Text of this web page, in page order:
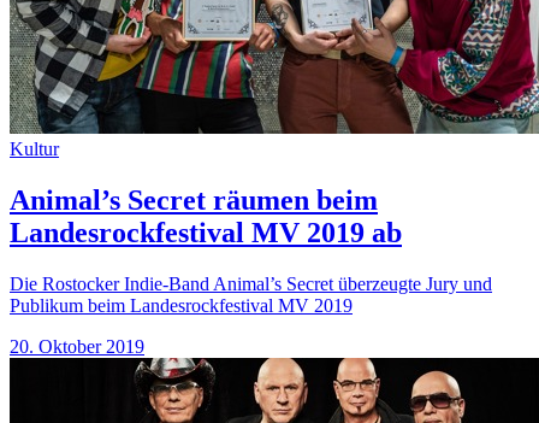
Kultur
Animal’s Secret räumen beim
Landesrockfestival MV 2019 ab
Die Rostocker Indie-Band Animal’s Secret überzeugte Jury und
Publikum beim Landesrockfestival MV 2019
20. Oktober 2019